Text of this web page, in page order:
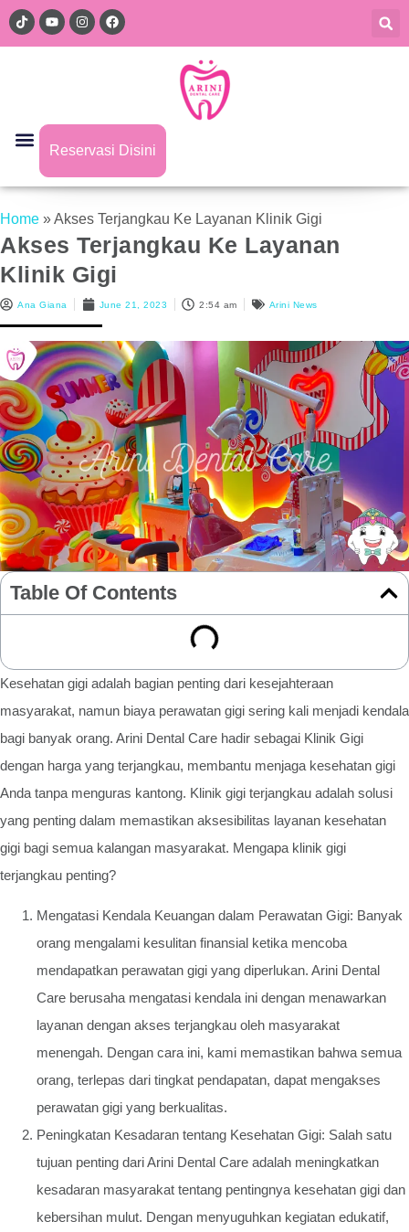
Reservasi Disini
Home »Akses Terjangkau Ke Layanan Klinik Gigi
Akses Terjangkau Ke Layanan
Klinik Gigi
Ana Giana June 21, 2023 2:54 am Arini News
Table Of Contents
Kesehatan gigi adalah bagian penting dari kesejahteraan
masyarakat, namun biaya perawatan gigi sering kali menjadi kendala
bagi banyak orang. Arini Dental Care hadir sebagai Klinik Gigi
dengan harga yang terjangkau, membantu menjaga kesehatan gigi
Anda tanpa menguras kantong. Klinik gigi terjangkau adalah solusi
yang penting dalam memastikan aksesibilitas layanan kesehatan
gigi bagi semua kalangan masyarakat. Mengapa klinik gigi
terjangkau penting?
Mengatasi Kendala Keuangan dalam Perawatan Gigi: Banyak
orang mengalami kesulitan finansial ketika mencoba
mendapatkan perawatan gigi yang diperlukan. Arini Dental
Care berusaha mengatasi kendala ini dengan menawarkan
layanan dengan akses terjangkau oleh masyarakat
menengah. Dengan cara ini, kami memastikan bahwa semua
orang, terlepas dari tingkat pendapatan, dapat mengakses
perawatan gigi yang berkualitas.
Peningkatan Kesadaran tentang Kesehatan Gigi: Salah satu
tujuan penting dari Arini Dental Care adalah meningkatkan
kesadaran masyarakat tentang pentingnya kesehatan gigi dan
kebersihan mulut. Dengan menyuguhkan kegiatan edukatif,